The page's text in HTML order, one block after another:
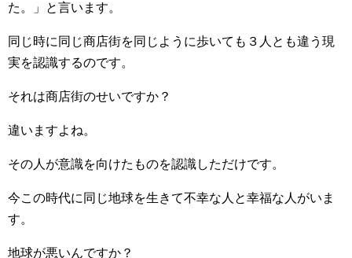
た。」と言います。
同じ時に同じ商店街を同じように歩いても３人とも違う現
実を認識するのです。
それは商店街のせいですか？
違いますよね。
その人が意識を向けたものを認識しただけです。
今この時代に同じ地球を生きて不幸な人と幸福な人がいま
す。
地球が悪いんですか？